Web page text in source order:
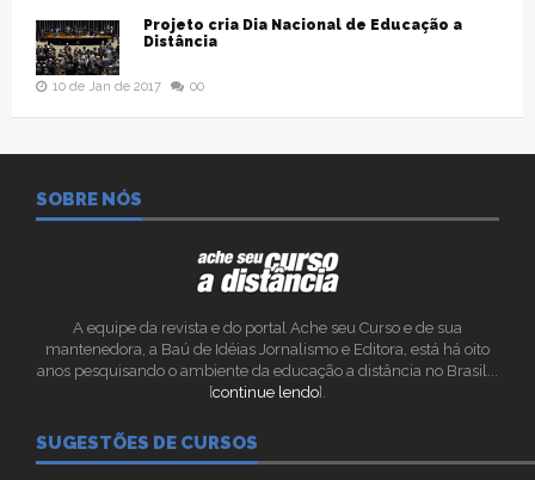
Projeto cria Dia Nacional de Educação a
Distância
10 de Jan de 2017 00
SOBRE NÓS
A equipe da revista e do portal Ache seu Curso e de sua
mantenedora, a Baú de Idéias Jornalismo e Editora, está há oito
anos pesquisando o ambiente da educação a distância no Brasil...
[continue lendo].
SUGESTÕES DE CURSOS